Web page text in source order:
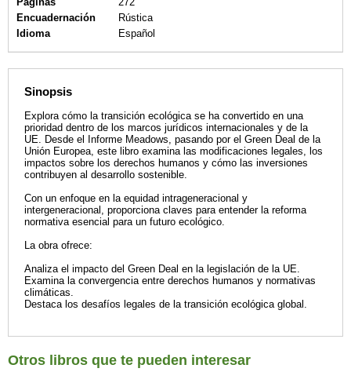
Encuadernación
Rústica
Idioma
Español
Sinopsis
Explora cómo la transición ecológica se ha convertido en una
prioridad dentro de los marcos jurídicos internacionales y de la
UE. Desde el Informe Meadows, pasando por el Green Deal de la
Unión Europea, este libro examina las modificaciones legales, los
impactos sobre los derechos humanos y cómo las inversiones
contribuyen al desarrollo sostenible.
Con un enfoque en la equidad intrageneracional y
intergeneracional, proporciona claves para entender la reforma
normativa esencial para un futuro ecológico.
La obra ofrece:
Analiza el impacto del Green Deal en la legislación de la UE.
Examina la convergencia entre derechos humanos y normativas
climáticas.
Destaca los desafíos legales de la transición ecológica global.
Otros libros que te pueden interesar